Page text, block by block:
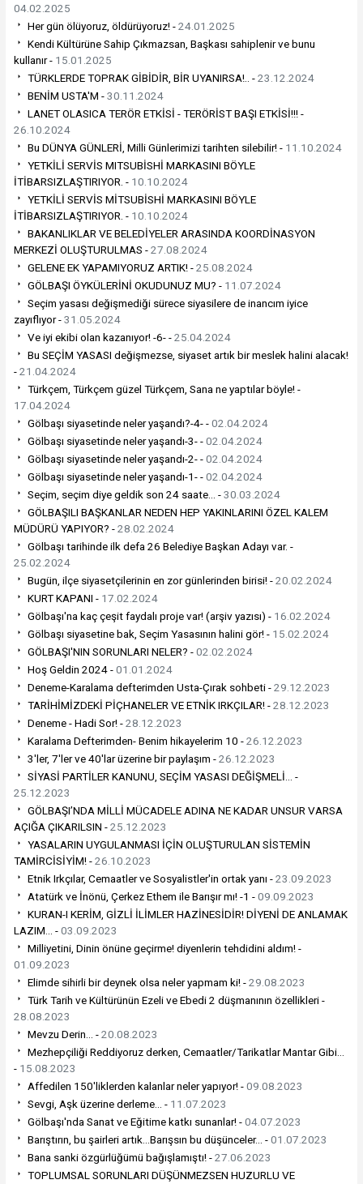
04.02.2025
Her gün ölüyoruz, öldürüyoruz! -24.01.2025
Kendi Kültürüne Sahip Çıkmazsan, Başkası sahiplenir ve bunu
kullanır - 15.01.2025
TÜRKLERDE TOPRAK GİBİDİR, BİR UYANIRSA!.. -23.12.2024
BENİM USTA'M -30.11.2024
LANET OLASICA TERÖR ETKİSİ - TERÖRİST BAŞI ETKİSİ!!! -
26.10.2024
Bu DÜNYA GÜNLERİ, Milli Günlerimizi tarihten silebilir! - 11.10.2024
YETKİLİ SERVİS MITSUBİSHİ MARKASINI BÖYLE
İTİBARSIZLAŞTIRIYOR. - 10.10.2024
YETKİLİ SERVİS MİTSUBİSHİ MARKASINI BÖYLE
İTİBARSIZLAŞTIRIYOR. - 10.10.2024
BAKANLIKLAR VE BELEDİYELER ARASINDA KOORDİNASYON
MERKEZİ OLUŞTURULMAS -27.08.2024
GELENE EK YAPAMIYORUZ ARTIK! -25.08.2024
GÖLBAŞI ÖYKÜLERİNİ OKUDUNUZ MU? - 11.07.2024
Seçim yasası değişmediği sürece siyasilere de inancım iyice
zayıflıyor -31.05.2024
Ve iyi ekibi olan kazanıyor! -6- -25.04.2024
Bu SEÇİM YASASI değişmezse, siyaset artık bir meslek halini alacak!
-21.04.2024
Türkçem, Türkçem güzel Türkçem, Sana ne yaptılar böyle! -
17.04.2024
Gölbaşı siyasetinde neler yaşandı?-4- -02.04.2024
Gölbaşı siyasetinde neler yaşandı-3- -02.04.2024
Gölbaşı siyasetinde neler yaşandı-2- -02.04.2024
Gölbaşı siyasetinde neler yaşandı-1- -02.04.2024
Seçim, seçim diye geldik son 24 saate… -30.03.2024
GÖLBAŞILI BAŞKANLAR NEDEN HEP YAKINLARINI ÖZEL KALEM
MÜDÜRÜ YAPIYOR? -28.02.2024
Gölbaşı tarihinde ilk defa 26 Belediye Başkan Adayı var. -
25.02.2024
Bugün, ilçe siyasetçilerinin en zor günlerinden birisi! -20.02.2024
KURT KAPANI - 17.02.2024
Gölbaşı'na kaç çeşit faydalı proje var! (arşiv yazısı) - 16.02.2024
Gölbaşı siyasetine bak, Seçim Yasasının halini gör! - 15.02.2024
GÖLBAŞI'NIN SORUNLARI NELER? -02.02.2024
Hoş Geldin 2024 -01.01.2024
Deneme-Karalama defterimden Usta-Çırak sohbeti -29.12.2023
TARİHİMİZDEKİ PİÇHANELER VE ETNİK IRKÇILAR! -28.12.2023
Deneme - Hadi Sor! -28.12.2023
Karalama Defterimden- Benim hikayelerim 10 -26.12.2023
3'ler, 7'ler ve 40'lar üzerine bir paylaşım -26.12.2023
SİYASİ PARTİLER KANUNU, SEÇİM YASASI DEĞİŞMELİ... -
25.12.2023
GÖLBAŞI’NDA MİLLİ MÜCADELE ADINA NE KADAR UNSUR VARSA
AÇIĞA ÇIKARILSIN -25.12.2023
YASALARIN UYGULANMASI İÇİN OLUŞTURULAN SİSTEMİN
TAMİRCİSİYİM! -26.10.2023
Etnik Irkçılar, Cemaatler ve Sosyalistler'in ortak yanı -23.09.2023
Atatürk ve İnönü, Çerkez Ethem ile Barışır mı! -1 -09.09.2023
KURAN-I KERİM, GİZLİ İLİMLER HAZİNESİDİR! DİYENİ DE ANLAMAK
LAZIM... -03.09.2023
Milliyetini, Dinin önüne geçirme! diyenlerin tehdidini aldım! -
01.09.2023
Elimde sihirli bir deynek olsa neler yapmam ki! -29.08.2023
Türk Tarih ve Kültürünün Ezeli ve Ebedi 2 düşmanının özellikleri -
28.08.2023
Mevzu Derin... -20.08.2023
Mezhepçiliği Reddiyoruz derken, Cemaatler/Tarikatlar Mantar Gibi...
- 15.08.2023
Affedilen 150'liklerden kalanlar neler yapıyor! -09.08.2023
Sevgi, Aşk üzerine derleme... - 11.07.2023
Gölbaşı'nda Sanat ve Eğitime katkı sunanlar! -04.07.2023
Barıştırın, bu şairleri artık...Barışsın bu düşünceler... -01.07.2023
Bana sanki özgürlüğümü bağışlamıştı! -27.06.2023
TOPLUMSAL SORUNLARI DÜŞÜNMEZSEN HUZURLU VE